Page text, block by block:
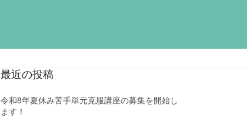
最近の投稿
令和8年夏休み苦手単元克服講座の募集を開始し
ます！